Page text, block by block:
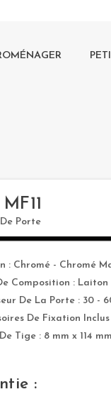
Porte
: Chromé - Chromé
Composition : Laiton
De La Porte : 30 -
De Fixation
Tige : 8 mm x 114 mm
: